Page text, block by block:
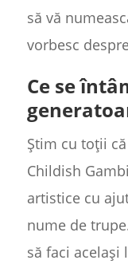
să vă
vorbesc
Ce se
Știm cu toții
Childish
artistice cu
nume de
să faci